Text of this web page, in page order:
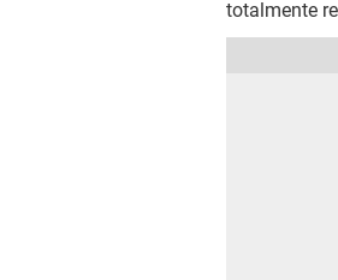
totalmente